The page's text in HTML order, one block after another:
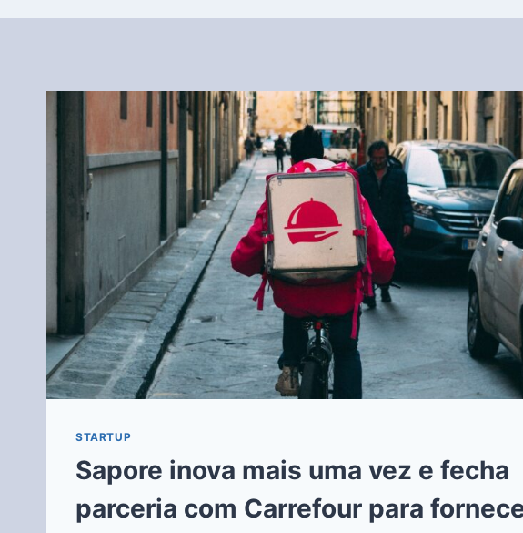
STARTUP
Sapore inova mais uma vez e fecha
parceria com Carrefour para